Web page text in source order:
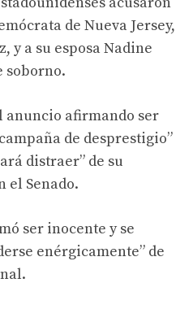
de Nueva Jersey,
y a su esposa Nadine
soborno.
anuncio afirmando ser
de desprestigio”
distraer” de su
el Senado.
ser inocente y se
enérgicamente” de